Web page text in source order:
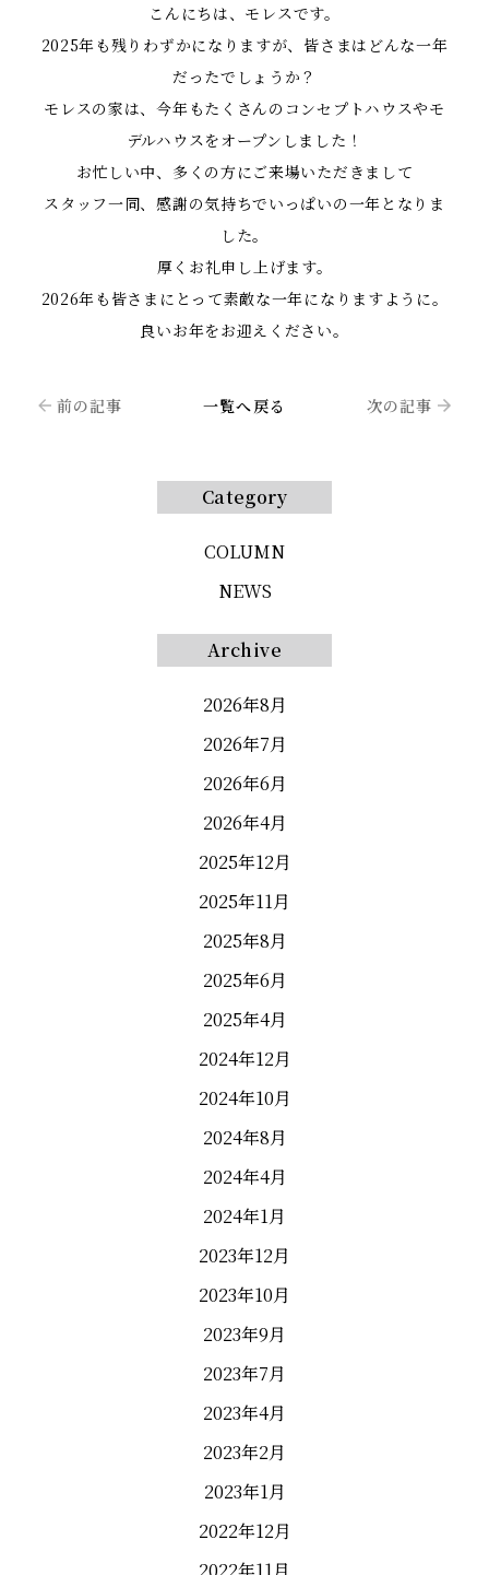
こんにちは、モレスです。
2025年も残りわずかになりますが、皆さまはどんな一年
だったでしょうか？
モレスの家は、今年もたくさんのコンセプトハウスやモ
デルハウスをオープンしました！
お忙しい中、多くの方にご来場いただきまして
スタッフ一同、感謝の気持ちでいっぱいの一年となりま
した。
厚くお礼申し上げます。
2026年も皆さまにとって素敵な一年になりますように。
良いお年をお迎えください。
前の記事 一覧へ戻る 次の記事
Category
COLUMN
NEWS
Archive
2026年8月
2026年7月
2026年6月
2026年4月
2025年12月
2025年11月
2025年8月
2025年6月
2025年4月
2024年12月
2024年10月
2024年8月
2024年4月
2024年1月
2023年12月
2023年10月
2023年9月
2023年7月
2023年4月
2023年2月
2023年1月
2022年12月
2022年11月